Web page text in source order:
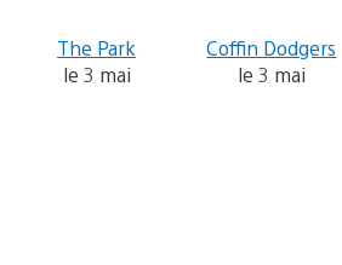
The Park
le 3 mai
Coffin Dodgers
le 3 mai